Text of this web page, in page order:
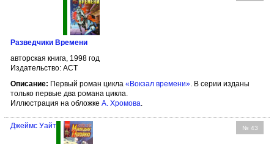
Разведчики Времени
авторская книга, 1998 год
Издательство: АСТ
Описание: Первый роман цикла «Вокзал времени». В серии изданы
только первые два романа цикла.
Иллюстрация на обложке А. Хромова.
№ 43
Джеймс Уайт